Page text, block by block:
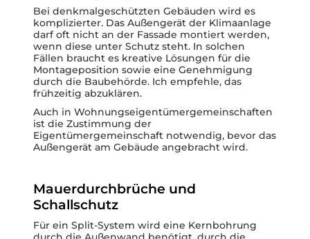
Bei denkmalgeschützten Gebäuden wird es
komplizierter. Das Außengerät der Klimaanlage
darf oft nicht an der Fassade montiert werden,
wenn diese unter Schutz steht. In solchen
Fällen braucht es kreative Lösungen für die
Montageposition sowie eine Genehmigung
durch die Baubehörde. Ich empfehle, das
frühzeitig abzuklären.
Auch in Wohnungseigentümergemeinschaften
ist die Zustimmung der
Eigentümergemeinschaft notwendig, bevor das
Außengerät am Gebäude angebracht wird.
Mauerdurchbrüche und
Schallschutz
Für ein Split-System wird eine Kernbohrung